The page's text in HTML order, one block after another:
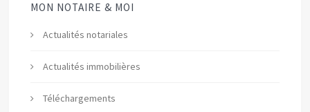
MON NOTAIRE & MOI
Actualités notariales
Actualités immobilières
Téléchargements